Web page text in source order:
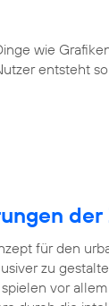
wie
entsteht
für den
zu
vor